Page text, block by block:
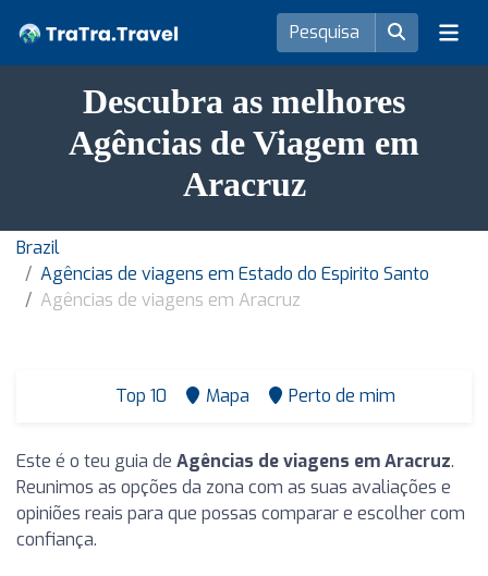
Descubra as melhores
Agências de Viagem em
Aracruz
Brazil
Agências de viagens em Estado do Espirito Santo
Agências de viagens em Aracruz
Top 10 Mapa Perto de mim
Este é o teu guia de Agências de viagens em Aracruz.
Reunimos as opções da zona com as suas avaliações e
opiniões reais para que possas comparar e escolher com
confiança.